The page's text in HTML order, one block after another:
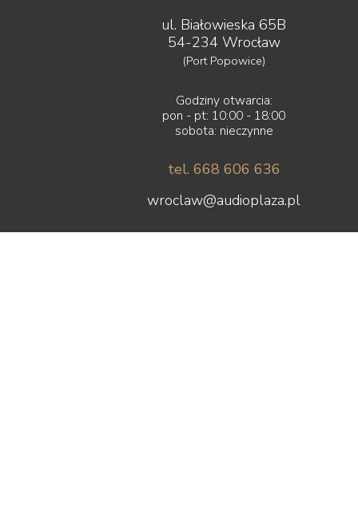
ul. Białowieska 65B
54-234 Wrocław
(Port Popowice)
Godziny otwarcia:
pon - pt: 10:00 - 18:00
sobota: nieczynne
tel. 668 606 636
wroclaw@audioplaza.pl